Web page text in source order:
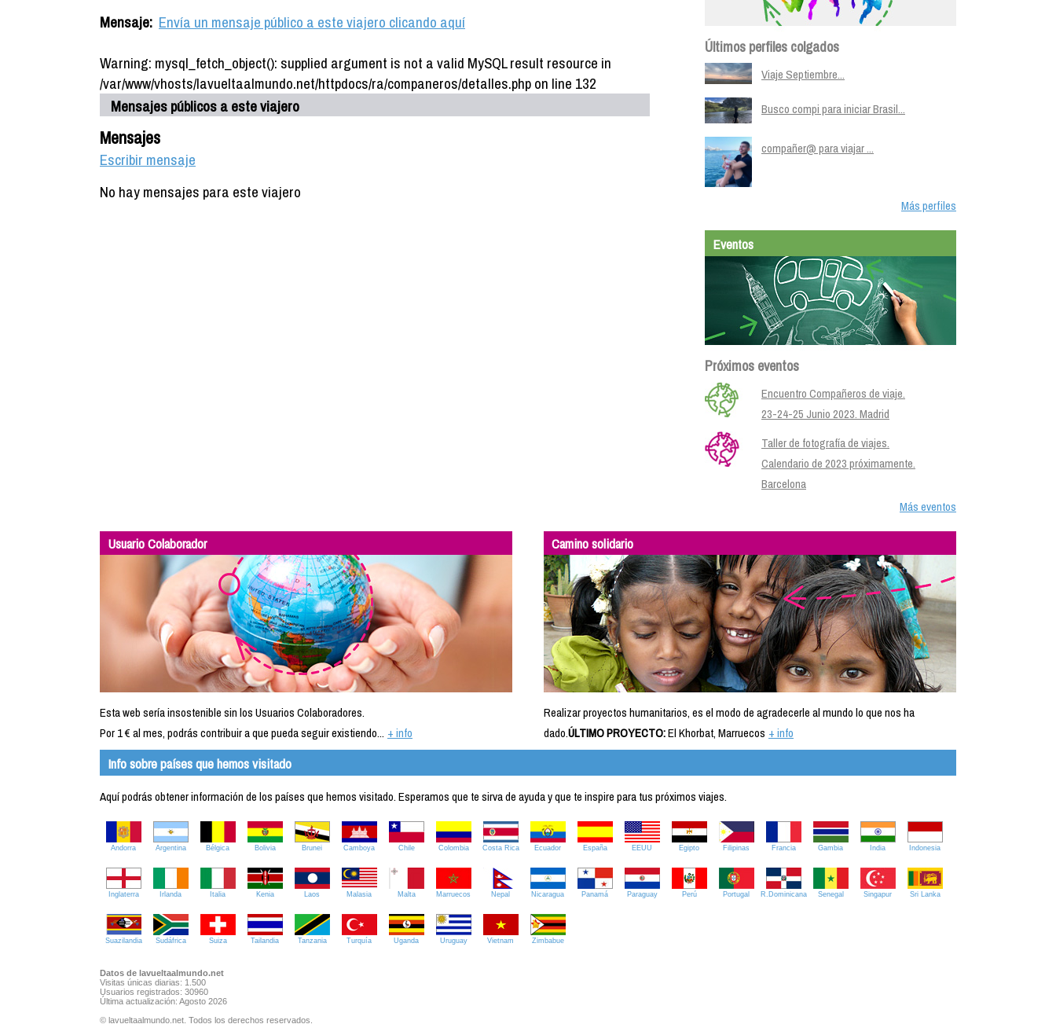
Mensaje: Envía un mensaje público a este viajero clicando aquí
Warning: mysql_fetch_object(): supplied argument is not a valid MySQL result resource in
/var/www/vhosts/lavueltaalmundo.net/httpdocs/ra/companeros/detalles.php on line 132
Mensajes públicos a este viajero
Mensajes
Escribir mensaje
No hay mensajes para este viajero
Últimos perfiles colgados
Viaje Septiembre...
Busco compi para iniciar Brasil...
compañer@ para viajar ...
Más perfiles
Eventos
Próximos eventos
Encuentro Compañeros de viaje.
23-24-25 Junio 2023. Madrid
Taller de fotografía de viajes.
Calendario de 2023 próximamente.
Barcelona
Más eventos
Usuario Colaborador
Esta web sería insostenible sin los Usuarios Colaboradores.
Por 1 € al mes, podrás contribuir a que pueda seguir existiendo... + info
Camino solidario
Realizar proyectos humanitarios, es el modo de agradecerle al mundo lo que nos ha
dado.ÚLTIMO PROYECTO:El Khorbat, Marruecos + info
Info sobre países que hemos visitado
Aquí podrás obtener información de los países que hemos visitado. Esperamos que te sirva de ayuda y que te inspire para tus próximos viajes.
Andorra Argentina Bélgica Bolivia Brunei Camboya Chile Colombia Costa Rica Ecuador España EEUU Egipto Filipinas Francia Gambia India Indonesia
Inglaterra Irlanda Italia Kenia Laos Malasia Malta Marruecos Nepal Nicaragua Panamá Paraguay Perú Portugal R.Dominicana Senegal Singapur Sri Lanka
Suazilandia Sudáfrica Suiza Tailandia Tanzania Turquía Uganda Uruguay Vietnam Zimbabue
Datos de lavueltaalmundo.net
Visitas únicas diarias: 1.500
Usuarios registrados: 30960
Última actualización: Agosto 2026
© lavueltaalmundo.net. Todos los derechos reservados.